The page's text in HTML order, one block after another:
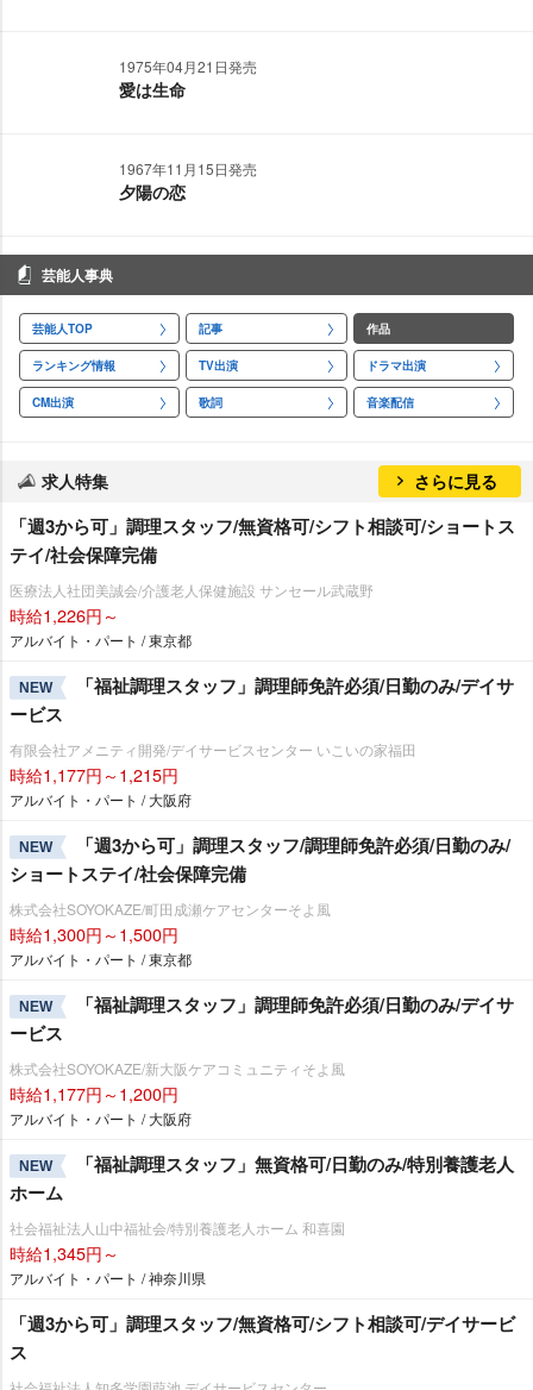
1975年04月21日発売
愛は生命
1967年11月15日発売
夕陽の恋
芸能人事典
芸能人TOP 記事 作品
ランキング情報 TV出演 ドラマ出演
CM出演 歌詞 音楽配信
求人特集 さらに見る
「週3から可」調理スタッフ/無資格可/シフト相談可/ショートス
テイ/社会保障完備
医療法人社団美誠会/介護老人保健施設 サンセール武蔵野
時給1,226円～
アルバイト・パート / 東京都
NEW
「福祉調理スタッフ」調理師免許必須/日勤のみ/デイサ
ービス
有限会社アメニティ開発/デイサービスセンター いこいの家福田
時給1,177円～1,215円
アルバイト・パート / 大阪府
NEW
「週3から可」調理スタッフ/調理師免許必須/日勤のみ/
ショートステイ/社会保障完備
株式会社SOYOKAZE/町田成瀬ケアセンターそよ風
時給1,300円～1,500円
アルバイト・パート / 東京都
NEW
「福祉調理スタッフ」調理師免許必須/日勤のみ/デイサ
ービス
株式会社SOYOKAZE/新大阪ケアコミュニティそよ風
時給1,177円～1,200円
アルバイト・パート / 大阪府
NEW
「福祉調理スタッフ」無資格可/日勤のみ/特別養護老人
ホーム
社会福祉法人山中福祉会/特別養護老人ホーム 和喜園
時給1,345円～
アルバイト・パート / 神奈川県
「週3から可」調理スタッフ/無資格可/シフト相談可/デイサービ
ス